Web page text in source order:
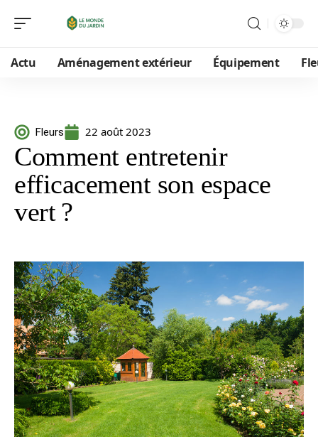
Actu Aménagement extérieur Équipement
Fleurs 22 août 2023
Comment entretenir
efficacement son espace
vert ?